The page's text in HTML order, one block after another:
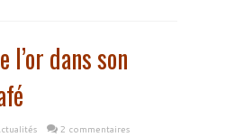
l’or dans son
2 commentaires